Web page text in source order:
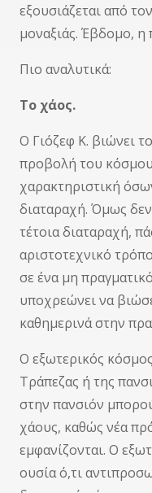
εξουσιάζεται από
μοναξιάς. Έβδομο, η
Πιο αναλυτικά:
Το χάος.
Ο Γιόζεφ Κ. βιώνει
προβολή του
χαρακτηριστική
διαταραχή. Όμως
τέτοια διαταραχή,
αριστοτεχνικό
σε ένα μη
υποχρεώνει να
καθημερινά στην
Ο εξωτερικός
Τράπεζας ή της
στην πανσιόν
χάους, καθώς νέα
εμφανίζονται. Ο
ουσία ό,τι